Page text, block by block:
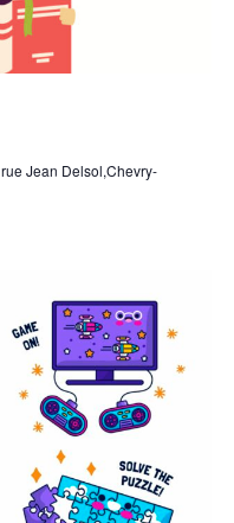
rue Jean Delsol,Chevry-